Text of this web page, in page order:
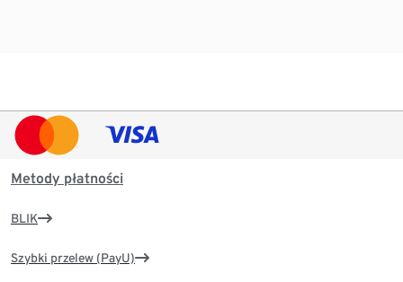
Metody płatności
BLIK
Szybki przelew (PayU)